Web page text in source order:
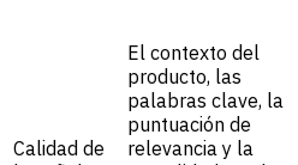
Calidad de
El contexto del
producto, las
palabras clave, la
puntuación de
relevancia y la